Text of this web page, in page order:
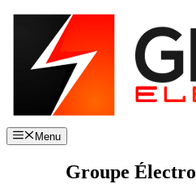
Aller
Menu
Groupe